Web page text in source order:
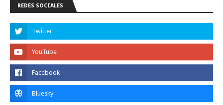
REDES SOCIALES